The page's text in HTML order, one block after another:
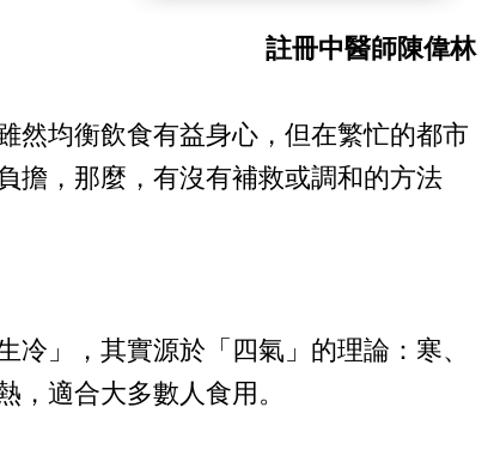
註冊中醫師陳偉林
然均衡飲食有益身心，但在繁忙的都市
擔，那麼，有沒有補救或調和的方法
」，其實源於「四氣」的理論：寒、
適合大多數人食用。